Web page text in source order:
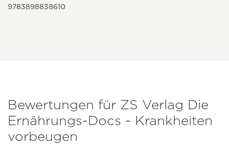
9783898838610
Bewertungen für ZS Verlag Die
Ernährungs-Docs - Krankheiten
vorbeugen